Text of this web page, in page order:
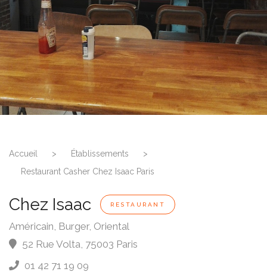
Accueil > Établissements
>
Restaurant Casher Chez Isaac Paris
Chez Isaac RESTAURANT
Américain, Burger, Oriental
52 Rue Volta, 75003 Paris
01 42 71 19 09